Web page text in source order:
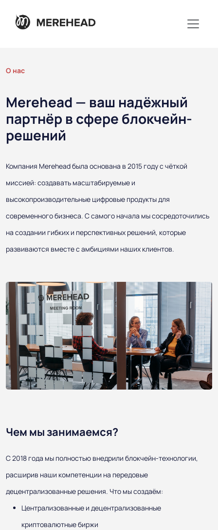
О нас
Merehead — ваш надёжный
партнёр в сфере блокчейн-
решений
Компания Merehead была основана в 2015 году с чёткой
миссией: создавать масштабируемые и
высокопроизводительные цифровые продукты для
современного бизнеса. С самого начала мы сосредоточились
на создании гибких и перспективных решений, которые
развиваются вместе с амбициями наших клиентов.
Чем мы занимаемся?
С 2018 года мы полностью внедрили блокчейн-технологии,
расширив наши компетенции на передовые
децентрализованные решения. Что мы создаём:
Централизованные и децентрализованные
криптовалютные биржи